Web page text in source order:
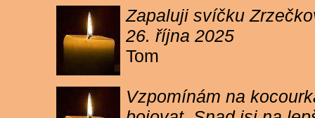
Zapaluji svíčku
26. října 2025
Tom
Vzpomínám na